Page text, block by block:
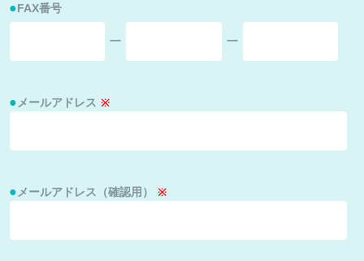
FAX番号
ー ー
メールアドレス
メールアドレス（確認用）